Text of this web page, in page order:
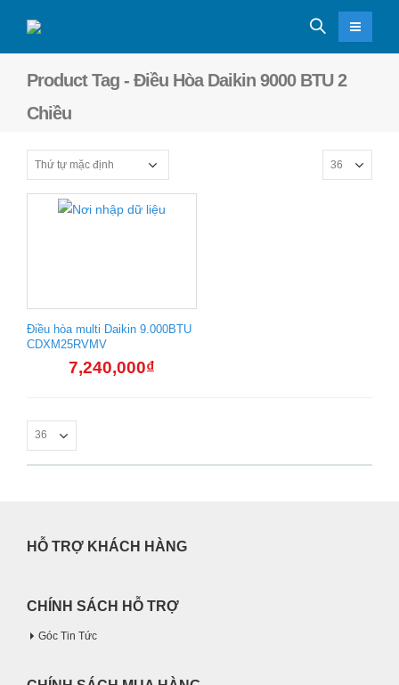
Product Tag - Điều Hòa Daikin 9000 BTU 2
Chiều
Điều hòa multi Daikin 9.000BTU
CDXM25RVMV
7,240,000₫
HỖ TRỢ KHÁCH HÀNG
CHÍNH SÁCH HỖ TRỢ
Góc Tin Tức